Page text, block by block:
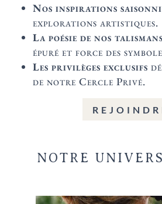
Nos inspirations
explorations artistiques.
La poésie de nos
épuré et force des
Les privilèges exclusifs
de notre Cercle Privé.
NOTRE